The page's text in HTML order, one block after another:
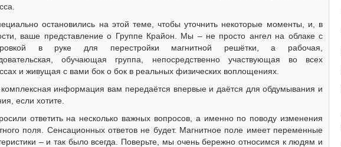
остановились на этой теме, чтобы уточнить некоторые моменты, и, в
ваше представление о Группе Крайон. Мы – не просто ангел на облаке с
в руке для перестройки магнитной решётки, а рабочая,
обучающая группа, непосредственно участвующая во всех
и живущая с вами бок о бок в реальных физических воплощениях.
информация вам передаётся впервые и даётся для обдумывания и
если хотите.
ответить на несколько важных вопросов, а именно по поводу изменения
поля. Сенсационных ответов не будет. Магнитное поле имеет переменные
– и так было всегда. Поверьте, мы очень бережно относимся к людям и